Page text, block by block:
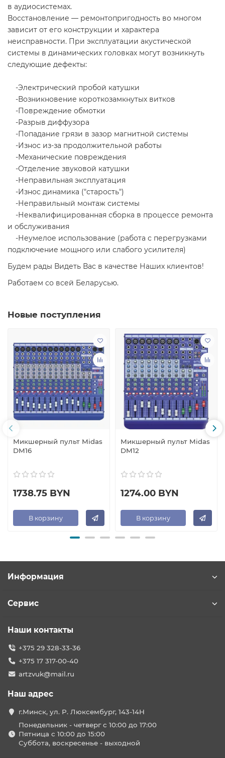
в аудиосистемах.
Восстановление — ремонтопригодность во многом
зависит от его конструкции и характера
неисправности. При эксплуатации акустической
системы в динамических головках могут возникнуть
следующие дефекты:
-Электрический пробой катушки
-Возникновение короткозамкнутых витков
-Повреждение обмотки
-Разрыв диффузора
-Попадание грязи в зазор магнитной системы
-Износ из-за продолжительной работы
-Механические повреждения
-Отделение звуковой катушки
-Неправильная эксплуатация
-Износ динамика ("старость")
-Неправильный монтаж системы
-Неквалифицированная сборка в процессе ремонта
и обслуживания
-Неумелое использование (работа с перегрузками
подключение мощного или слабого усилителя)
Будем рады Видеть Вас в качестве Наших клиентов!
Работаем со всей Беларусью.
Новые поступления
Микшерный пульт Midas
DM16
1738.75 BYN
В корзину
Микшерный пульт Midas
DM12
1274.00 BYN
В корзину
Информация
Сервис
Наши контакты
+375 29 328-33-36
+375 17 317-00-40
artzvuk@mail.ru
Наш адрес
г.Минск, ул. Р. Люксембург, 143-14Н
Понедельник - четверг с 10:00 до 17:00
Пятница с 10:00 до 15:00
Суббота, воскресенье - выходной